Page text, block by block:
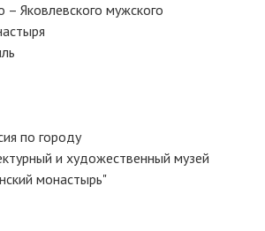
Яковлевского мужского
по городу
и художественный музей
монастырь"